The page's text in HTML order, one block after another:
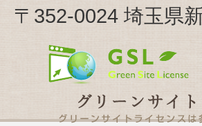
〒352-0024 埼玉県